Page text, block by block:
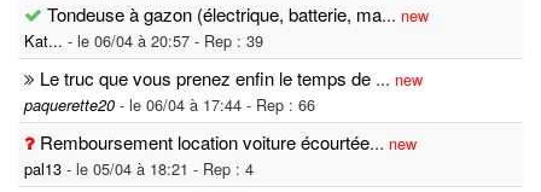
Tondeuse à gazon (électrique, batterie, ma... new
Kat... - le 06/04 à 20:57 - Rep : 39
Le truc que vous prenez enfin le temps de ... new
paquerette20 - le 06/04 à 17:44 - Rep : 66
Remboursement location voiture écourtée... new
pal13 - le 05/04 à 18:21 - Rep : 4